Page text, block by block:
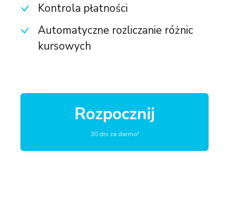
Kontrola płatności
Automatyczne rozliczanie różnic
kursowych
Rozpocznij
30 dni za darmo!